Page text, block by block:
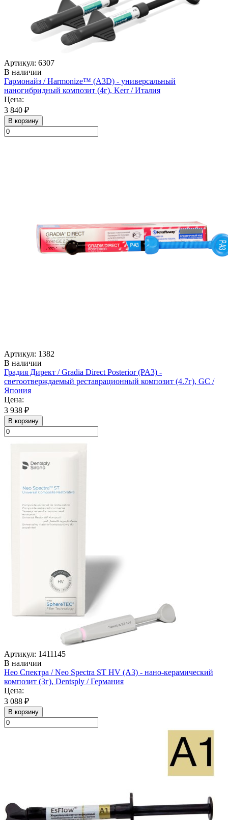
Артикул: 6307
В наличии
Гармонайз / Harmonize™ (А3D) - универсальный
наногибридный композит (4г), Kerr / Италия
Цена:
3 840 ₽
В корзину
Артикул: 1382
В наличии
Градия Директ / Gradia Direct Posterior (PA3) -
светоотверждаемый реставрационный композит (4.7г), GC /
Япония
Цена:
3 938 ₽
В корзину
Артикул: 1411145
В наличии
Нео Спектра / Neo Spectra ST HV (A3) - нано-керамический
композит (3г), Dentsply / Германия
Цена:
3 088 ₽
В корзину